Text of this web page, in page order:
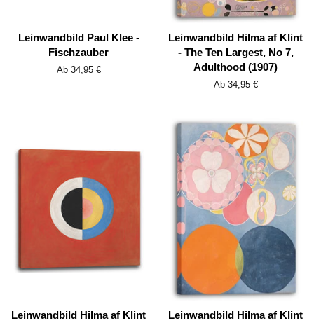
Leinwandbild Paul Klee -
Fischzauber
Ab 34,95 €
Leinwandbild Hilma af Klint
- The Ten Largest, No 7,
Adulthood (1907)
Ab 34,95 €
Leinwandbild Hilma af Klint
Leinwandbild Hilma af Klint